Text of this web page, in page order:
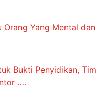
Orang Yang Mental dan
Bukti Penyidikan, Tim
….